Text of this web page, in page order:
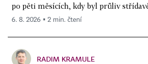
po pěti měsících, kdy byl průliv
6. 8. 2026 ▪ 2 min. čtení
RADIM KRAMULE